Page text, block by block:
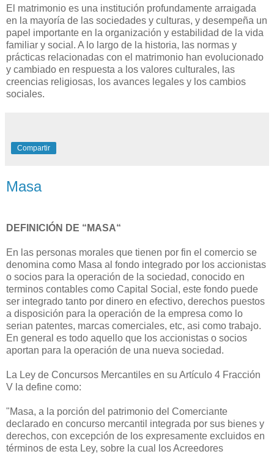
El matrimonio es una institución profundamente arraigada
en la mayoría de las sociedades y culturas, y desempeña un
papel importante en la organización y estabilidad de la vida
familiar y social. A lo largo de la historia, las normas y
prácticas relacionadas con el matrimonio han evolucionado
y cambiado en respuesta a los valores culturales, las
creencias religiosas, los avances legales y los cambios
sociales.
Compartir
Masa
DEFINICIÓN DE “MASA“
En las personas morales que tienen por fin el comercio se
denomina como Masa al fondo integrado por los accionistas
o socios para la operación de la sociedad, conocido en
terminos contables como Capital Social, este fondo puede
ser integrado tanto por dinero en efectivo, derechos puestos
a disposición para la operación de la empresa como lo
serian patentes, marcas comerciales, etc, asi como trabajo.
En general es todo aquello que los accionistas o socios
aportan para la operación de una nueva sociedad.
La Ley de Concursos Mercantiles en su Artículo 4 Fracción
V la define como:
"Masa, a la porción del patrimonio del Comerciante
declarado en concurso mercantil integrada por sus bienes y
derechos, con excepción de los expresamente excluidos en
términos de esta Ley, sobre la cual los Acreedores